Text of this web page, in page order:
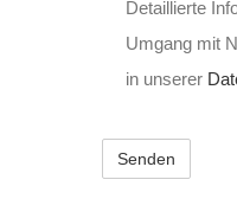
Detaillierte
Umgang mit
in unserer